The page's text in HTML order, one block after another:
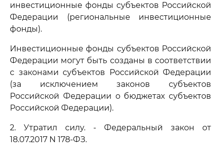
инвестиционные фонды субъектов Российской
Федерации (региональные инвестиционные
фонды).
Инвестиционные фонды субъектов Российской
Федерации могут быть созданы в соответствии
с законами субъектов Российской Федерации
(за исключением законов субъектов
Российской Федерации о бюджетах субъектов
Российской Федерации).
2. Утратил силу. - Федеральный закон от
18.07.2017 N 178-ФЗ.